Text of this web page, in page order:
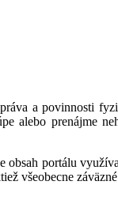
a povinnosti
alebo prenájme
portálu
všeobecne